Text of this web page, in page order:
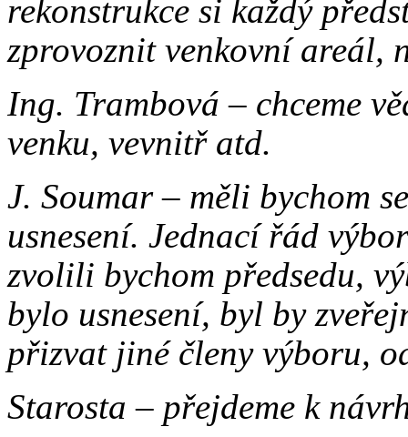
rekonstrukce si každý
zprovoznit venkovní areál,
Ing. Trambová – chceme
venku, vevnitř atd.
J. Soumar – měli bychom
usnesení. Jednací řád
zvolili bychom předsedu,
bylo usnesení, byl by
přizvat jiné členy výboru,
Starosta – přejdeme k